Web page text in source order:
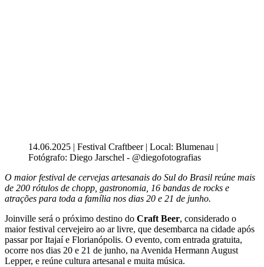
14.06.2025 | Festival Craftbeer | Local: Blumenau |
Fotógrafo: Diego Jarschel - @diegofotografias
O maior festival de cervejas artesanais do Sul do Brasil reúne mais
de 200 rótulos de chopp, gastronomia, 16 bandas de rocks e
atrações para toda a família nos dias 20 e 21 de junho.
Joinville será o próximo destino do Craft Beer, considerado o
maior festival cervejeiro ao ar livre, que desembarca na cidade após
passar por Itajaí e Florianópolis. O evento, com entrada gratuita,
ocorre nos dias 20 e 21 de junho, na Avenida Hermann August
Lepper, e reúne cultura artesanal e muita música.